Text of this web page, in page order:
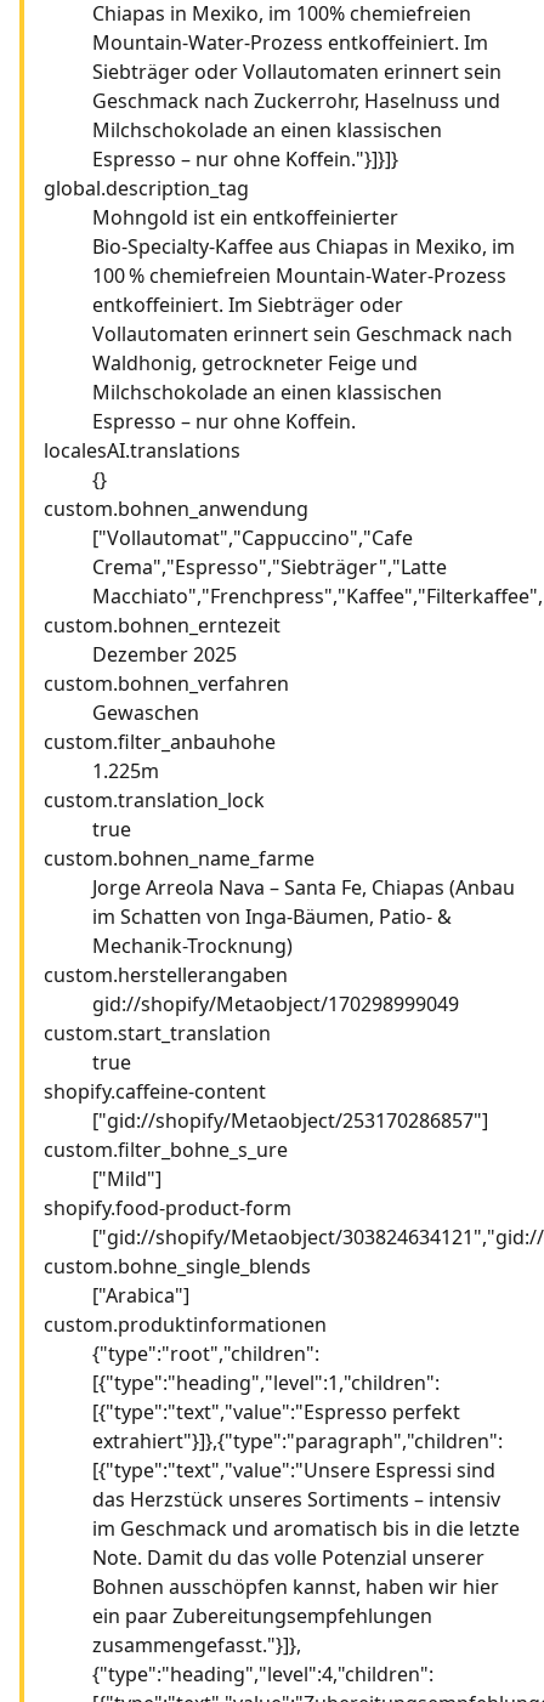
Chiapas in Mexiko, im 100% chemiefreien
Mountain-Water-Prozess entkoffeiniert. Im
Siebträger oder Vollautomaten erinnert sein
Geschmack nach Zuckerrohr, Haselnuss und
Milchschokolade an einen klassischen
Espresso – nur ohne Koffein."}]}]}
global.description_tag
Mohngold ist ein entkoffeinierter
Bio‑Specialty‑Kaffee aus Chiapas in Mexiko, im
100 % chemiefreien Mountain‑Water‑Prozess
entkoffeiniert. Im Siebträger oder
Vollautomaten erinnert sein Geschmack nach
Waldhonig, getrockneter Feige und
Milchschokolade an einen klassischen
Espresso – nur ohne Koffein.
localesAI.translations
{}
custom.bohnen_anwendung
["Vollautomat","Cappuccino","Cafe
Crema","Espresso","Siebträger","Latte
custom.bohnen_erntezeit
Dezember 2025
custom.bohnen_verfahren
Gewaschen
custom.filter_anbauhohe
1.225m
custom.translation_lock
true
custom.bohnen_name_farme
Jorge Arreola Nava – Santa Fe, Chiapas (Anbau
im Schatten von Inga-Bäumen, Patio- &
Mechanik-Trocknung)
custom.herstellerangaben
gid://shopify/Metaobject/170298999049
custom.start_translation
true
shopify.caffeine-content
["gid://shopify/Metaobject/253170286857"]
custom.filter_bohne_s_ure
["Mild"]
shopify.food-product-form
["gid://shopify/Metaobject/
custom.bohne_single_blends
["Arabica"]
custom.produktinformationen
{"type":"root","children":
[{"type":"heading","level":1,"children":
[{"type":"text","value":"Espresso perfekt
extrahiert"}]},{"type":"paragraph","children":
[{"type":"text","value":"Unsere Espressi sind
das Herzstück unseres Sortiments – intensiv
im Geschmack und aromatisch bis in die letzte
Note. Damit du das volle Potenzial unserer
Bohnen ausschöpfen kannst, haben wir hier
ein paar Zubereitungsempfehlungen
zusammengefasst."}]},
{"type":"heading","level":4,"children":